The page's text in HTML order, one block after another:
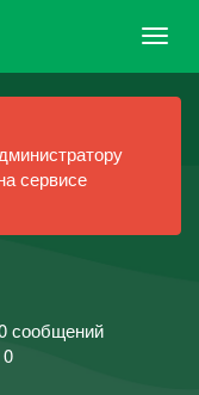
сервисе
сообщений